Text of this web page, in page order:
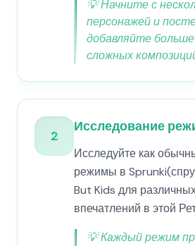
💡Начните с
персонажей и
добавляйте
сложных
2
Исследование
Исследуйте как
режимы в
But Kids для
впечатлений в этой
💡Каждый режим